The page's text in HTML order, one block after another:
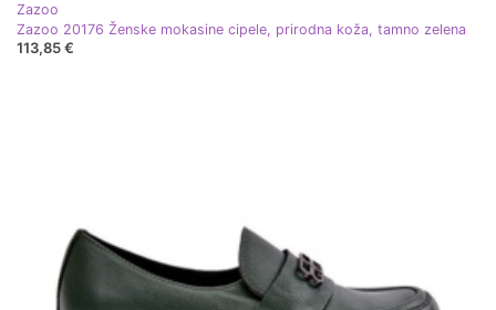
Zazoo
Zazoo 20176 Ženske mokasine cipele, prirodna koža, tamno zelena
113,85 €